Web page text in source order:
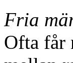
Fria
Ofta får